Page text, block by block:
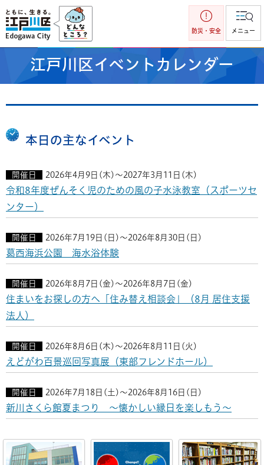
江戸川区
防災・安全 メニュー
江戸川区イベントカレンダー
本日の主なイベント
開催日 2026年4月9日(木)～2027年3月11日(木)
令和8年度ぜんそく児のための風の子水泳教室（スポーツセ
ンター）
開催日 2026年7月19日(日)～2026年8月30日(日)
葛西海浜公園 海水浴体験
開催日 2026年8月7日(金)～2026年8月7日(金)
住まいをお探しの方へ「住み替え相談会」（8月 居住支援
法人）
開催日 2026年8月6日(木)～2026年8月11日(火)
えどがわ百景巡回写真展（東部フレンドホール）
開催日 2026年7月18日(土)～2026年8月16日(日)
新川さくら館夏まつり ～懐かしい縁日を楽しもう～